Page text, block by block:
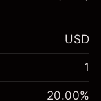
-0.021568
%
USD
1
20.00%